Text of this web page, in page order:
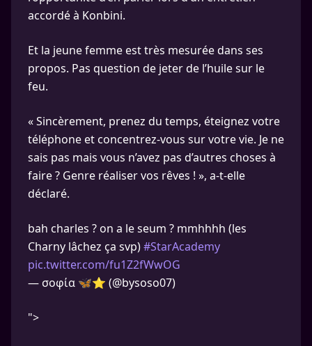
accordé à Konbini.
Et la jeune femme est très mesurée dans ses
propos. Pas question de jeter de l’huile sur le
feu.
« Sincèrement, prenez du temps, éteignez votre
téléphone et concentrez-vous sur votre vie. Je ne
sais pas mais vous n’avez pas d’autres choses à
faire ? Genre réaliser vos rêves ! », a-t-elle
déclaré.
bah charles ? on a le seum ? mmhhhh (les
Charny lâchez ça svp)#StarAcademy
pic.twitter.com/fu1Z2fWwOG
— σοφία 🦋⭐ (@bysoso07)
">